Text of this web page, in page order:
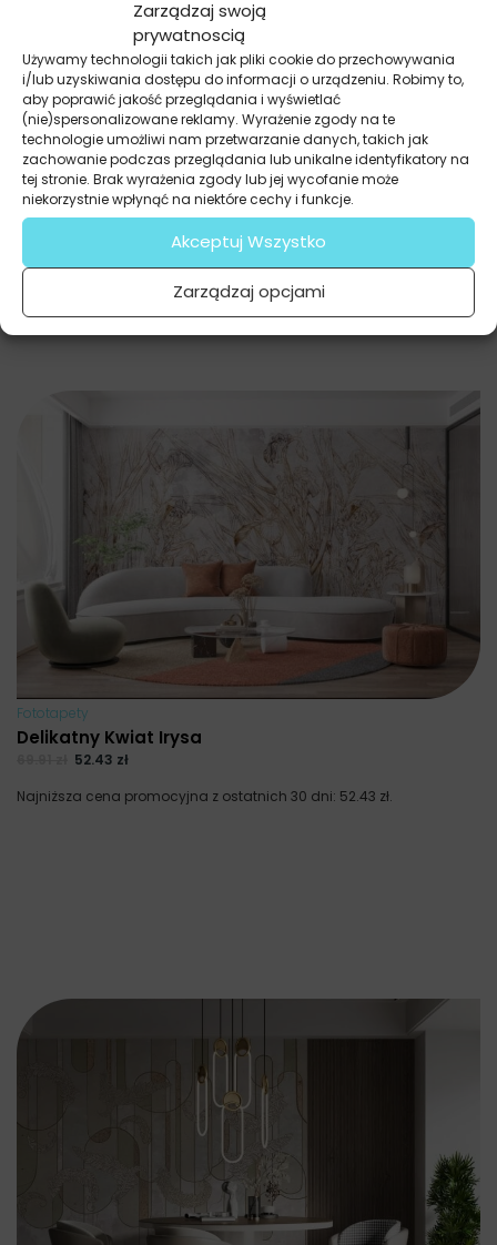
Zarządzaj swoją
prywatnoscią
Używamy technologii takich jak pliki cookie do przechowywania
i/lub uzyskiwania dostępu do informacji o urządzeniu. Robimy to,
aby poprawić jakość przeglądania i wyświetlać
(nie)spersonalizowane reklamy. Wyrażenie zgody na te
technologie umożliwi nam przetwarzanie danych, takich jak
zachowanie podczas przeglądania lub unikalne identyfikatory na
tej stronie. Brak wyrażenia zgody lub jej wycofanie może
niekorzystnie wpłynąć na niektóre cechy i funkcje.
Akceptuj Wszystko
Zarządzaj opcjami
Fototapety
Żurawie Wśród Traw
69.91 52.43
Najniższa cena promocyjna z ostatnich 30 dni:52.43zł.
Fototapety
Delikatny Kwiat Irysa
52.43 zł
Najniższa cena promocyjna z ostatnich 30 dni: 52.43 zł.